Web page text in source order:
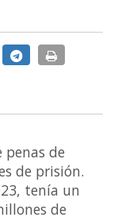
penas de
de prisión.
tenía un
de